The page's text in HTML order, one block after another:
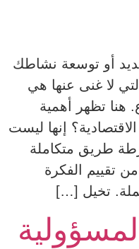
أو توسعة نشاطك
لا غنى عنها هي
هنا تظهر أهمية
إنها ليست
طريق متكاملة
تقييم الفكرة
تخيل […]